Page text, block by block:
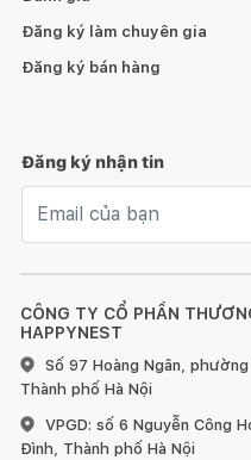
CÔNG TY CỔ PHẦN
HAPPYNEST
Số 97 Hoàng Ngân,
Thành phố Hà Nội
VPGD: số 6 Nguyễn Công
Đình, Thành phố Hà Nội
Đăng ký làm chuyên gia
Đăng ký bán hàng
Đăng ký nhận tin